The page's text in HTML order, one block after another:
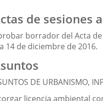
de sesiones
borrador del Acta
14 de diciembre de 2016.
DE URBANISMO,
licencia ambiental